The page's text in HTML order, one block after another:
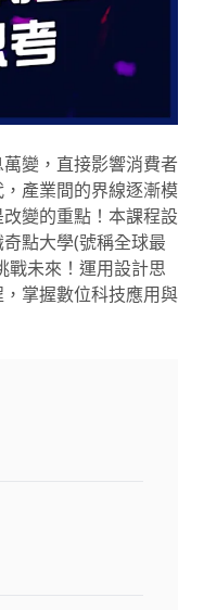
變，直接影響消費者
產業間的界線逐漸模
變的重點！本課程設
點大學(號稱全球最
戰未來！運用設計思
掌握數位科技應用與